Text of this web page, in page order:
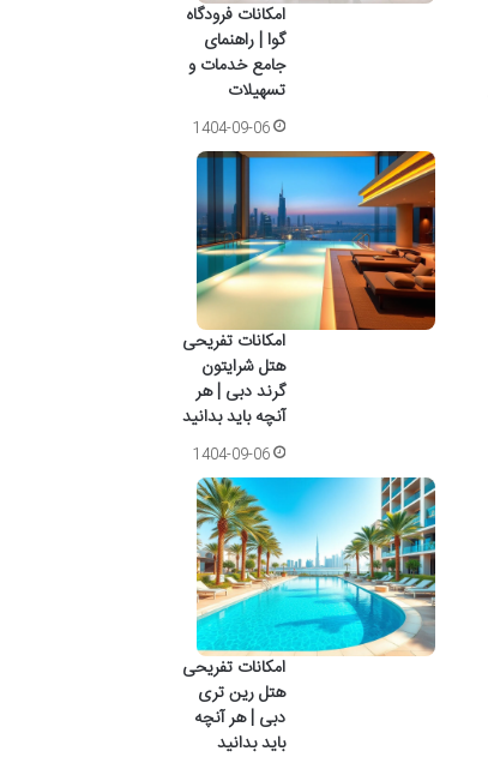
امکانات فرودگاه
گوا | راهنمای
جامع خدمات و
تسهیلات
1404-09-06
امکانات تفریحی
هتل شرایتون
گرند دبی | هر
آنچه باید بدانید
1404-09-06
امکانات تفریحی
هتل رین تری
دبی | هر آنچه
باید بدانید